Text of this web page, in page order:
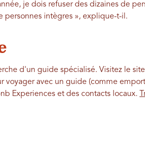
je dois refuser des dizaines de
personnes intègres », explique-t-il.
d'un guide spécialisé. Visitez le
voyager avec un guide (comme
Experiences et des contacts locaux.